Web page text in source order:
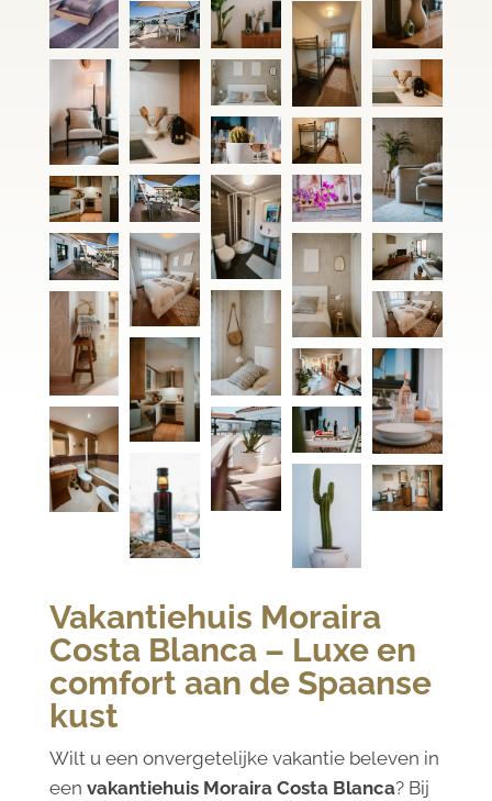
Vakantiehuis Moraira
Costa Blanca – Luxe en
comfort aan de Spaanse
kust
Wilt u een onvergetelijke vakantie beleven in
een vakantiehuis Moraira Costa Blanca? Bij